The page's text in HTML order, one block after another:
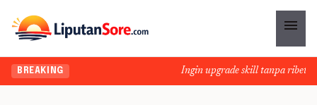
menu
BREAKING Ingin upgrade skill tanpa ribet?